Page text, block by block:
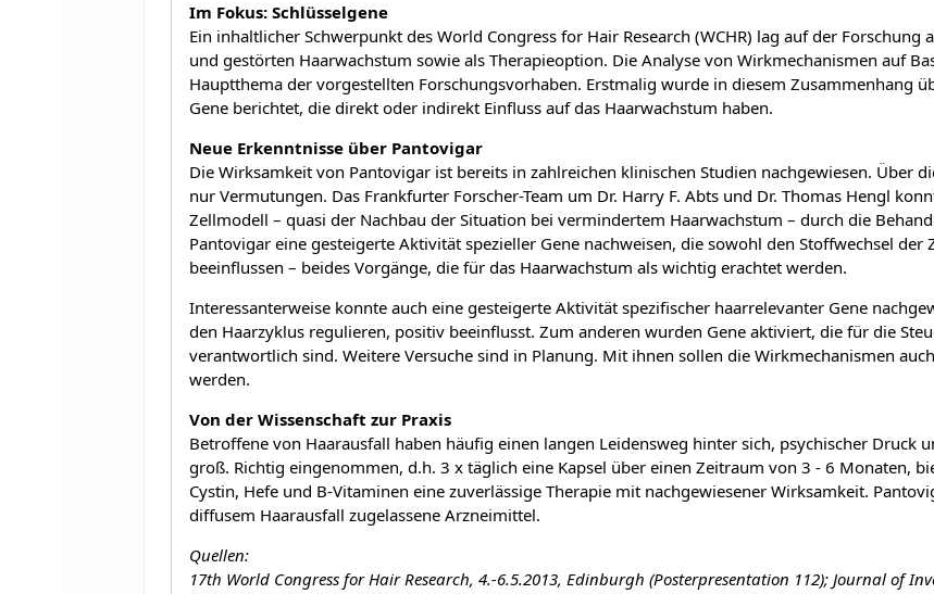
Im Fokus: Schlüsselgene
Ein inhaltlicher Schwerpunkt des World Congress for Hair Research (WCHR) lag auf der
und gestörten Haarwachstum sowie als Therapieoption. Die Analyse von Wirkmechanismen auf
Hauptthema der vorgestellten Forschungsvorhaben. Erstmalig wurde in diesem Zusammenhang
Gene berichtet, die direkt oder indirekt Einfluss auf das Haarwachstum haben.
Neue Erkenntnisse über Pantovigar
Die Wirksamkeit von Pantovigar ist bereits in zahlreichen klinischen Studien nachgewiesen. Über
nur Vermutungen. Das Frankfurter Forscher-Team um Dr. Harry F. Abts und Dr. Thomas Hengl
Zellmodell – quasi der Nachbau der Situation bei vermindertem Haarwachstum – durch die
Pantovigar eine gesteigerte Aktivität spezieller Gene nachweisen, die sowohl den Stoffwechsel
beeinflussen – beides Vorgänge, die für das Haarwachstum als wichtig erachtet werden.
Interessanterweise konnte auch eine gesteigerte Aktivität spezifischer haarrelevanter Gene
den Haarzyklus regulieren, positiv beeinflusst. Zum anderen wurden Gene aktiviert, die für die
verantwortlich sind. Weitere Versuche sind in Planung. Mit ihnen sollen die Wirkmechanismen
werden.
Von der Wissenschaft zur Praxis
Betroffene von Haarausfall haben häufig einen langen Leidensweg hinter sich, psychischer Druck
groß. Richtig eingenommen, d.h. 3 x täglich eine Kapsel über einen Zeitraum von 3 - 6 Monaten,
Cystin, Hefe und B-Vitaminen eine zuverlässige Therapie mit nachgewiesener Wirksamkeit.
diffusem Haarausfall zugelassene Arzneimittel.
Quellen:
17th World Congress for Hair Research, 4.-6.5.2013, Edinburgh (Posterpresentation 112); Journal of